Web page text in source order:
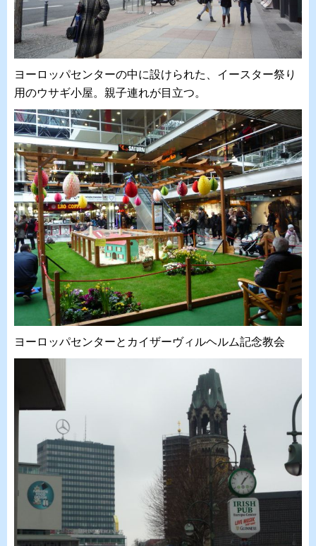
ヨーロッパセンターの中に設けられた、イースター祭り
用のウサギ小屋。親子連れが目立つ。
ヨーロッパセンターとカイザーヴィルヘルム記念教会